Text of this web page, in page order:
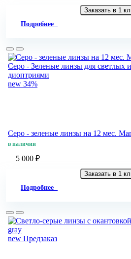
Заказать в 1
Подробнее
new 34%
Серо - зеленые линзы на 12 мес.
в наличии
5 000 ₽
Заказать в 1
Подробнее
new Предзаказ